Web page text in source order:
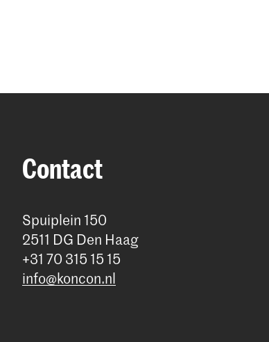
Contact
Spuiplein 150
2511 DG Den Haag
+31 70 315 15 15
info@koncon.nl